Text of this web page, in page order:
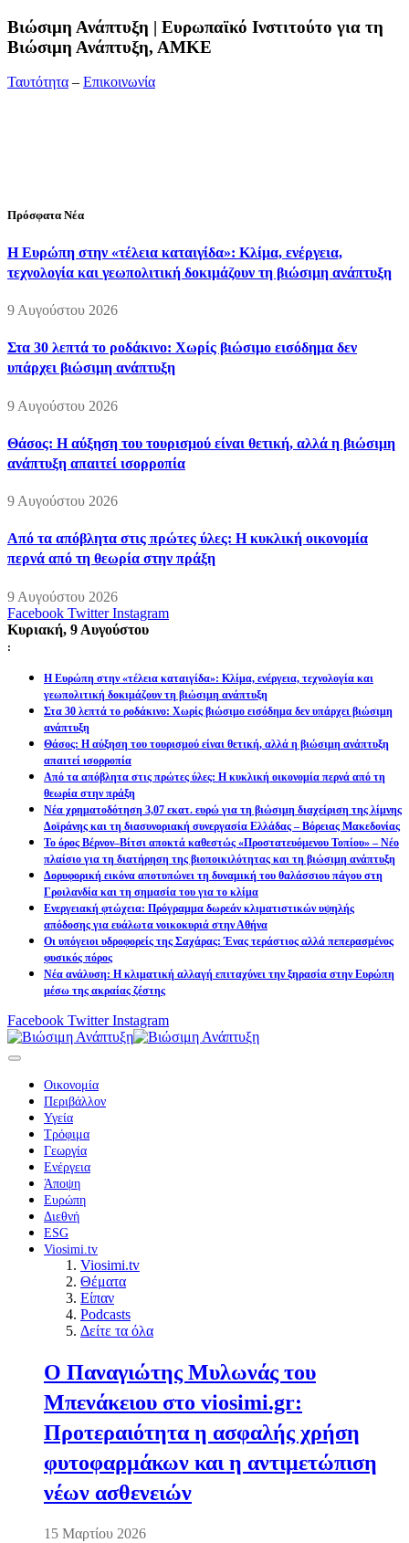
Bιώσιμη Ανάπτυξη | Ευρωπαϊκό Ινστιτούτο για τη
Βιώσιμη Ανάπτυξη, ΑΜΚΕ
Ταυτότητα – Επικοινωνία
Πρόσφατα Νέα
Η Ευρώπη στην «τέλεια καταιγίδα»: Κλίμα, ενέργεια,
τεχνολογία και γεωπολιτική δοκιμάζουν τη βιώσιμη ανάπτυξη
9 Αυγούστου 2026
Στα 30 λεπτά το ροδάκινο: Χωρίς βιώσιμο εισόδημα δεν
υπάρχει βιώσιμη ανάπτυξη
9 Αυγούστου 2026
Θάσος: Η αύξηση του τουρισμού είναι θετική, αλλά η βιώσιμη
ανάπτυξη απαιτεί ισορροπία
9 Αυγούστου 2026
Από τα απόβλητα στις πρώτες ύλες: Η κυκλική οικονομία
περνά από τη θεωρία στην πράξη
9 Αυγούστου 2026
Facebook Twitter Instagram
Κυριακή, 9 Αυγούστου
:
Η Ευρώπη στην «τέλεια καταιγίδα»: Κλίμα, ενέργεια, τεχνολογία και
γεωπολιτική δοκιμάζουν τη βιώσιμη ανάπτυξη
Στα 30 λεπτά το ροδάκινο: Χωρίς βιώσιμο εισόδημα δεν υπάρχει βιώσιμη
ανάπτυξη
Θάσος: Η αύξηση του τουρισμού είναι θετική, αλλά η βιώσιμη ανάπτυξη
απαιτεί ισορροπία
Από τα απόβλητα στις πρώτες ύλες: Η κυκλική οικονομία περνά από τη
θεωρία στην πράξη
Νέα χρηματοδότηση 3,07 εκατ. ευρώ για τη βιώσιμη διαχείριση της λίμνης
Δοϊράνης και τη διασυνοριακή συνεργασία Ελλάδας – Βόρειας Μακεδονίας
Το όρος Βέρνον–Βίτσι αποκτά καθεστώς «Προστατευόμενου Τοπίου» – Νέο
πλαίσιο για τη διατήρηση της βιοποικιλότητας και τη βιώσιμη ανάπτυξη
Δορυφορική εικόνα αποτυπώνει τη δυναμική του θαλάσσιου πάγου στη
Γροιλανδία και τη σημασία του για το κλίμα
Ενεργειακή φτώχεια: Πρόγραμμα δωρεάν κλιματιστικών υψηλής
απόδοσης για ευάλωτα νοικοκυριά στην Αθήνα
Οι υπόγειοι υδροφορείς της Σαχάρας: Ένας τεράστιος αλλά πεπερασμένος
φυσικός πόρος
Νέα ανάλυση: Η κλιματική αλλαγή επιταχύνει την ξηρασία στην Ευρώπη
μέσω της ακραίας ζέστης
Facebook Twitter Instagram
Οικονομία
Περιβάλλον
Υγεία
Τρόφιμα
Γεωργία
Ενέργεια
Άποψη
Ευρώπη
Διεθνή
ESG
Viosimi.tv
Viosimi.tv
Θέματα
Είπαν
Podcasts
Δείτε τα όλα
Ο Παναγιώτης Μυλωνάς του
Μπενάκειου στο viosimi.gr:
Προτεραιότητα η ασφαλής χρήση
φυτοφαρμάκων και η αντιμετώπιση
νέων ασθενειών
15 Μαρτίου 2026